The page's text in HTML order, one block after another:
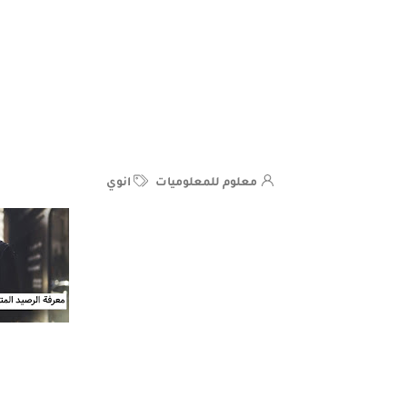
معلوم للمعلوميات انوي